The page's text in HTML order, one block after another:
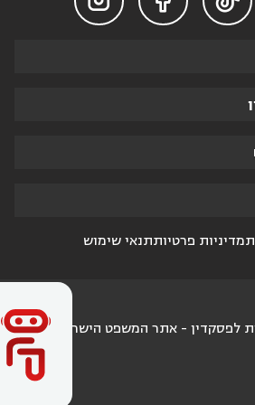
מדיניות פרטיותתנאי שימוש
לפסקדין - אתר המשפט הישראלי